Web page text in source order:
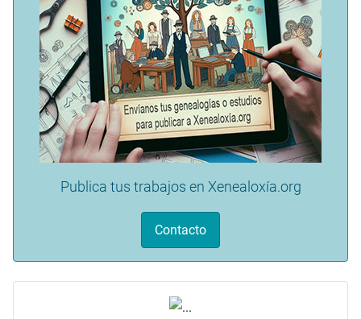
Publica tus trabajos en Xenealoxía.org
Contacto